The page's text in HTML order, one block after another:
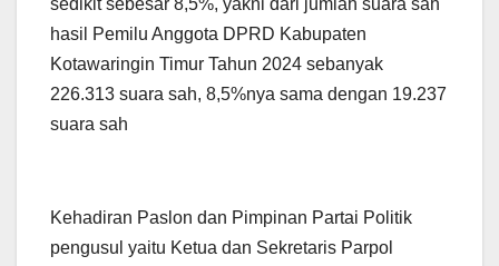
hasil Pemilu Anggota DPRD Kabupaten
Kotawaringin Timur Tahun 2024 sebanyak
226.313 suara sah, 8,5%nya sama dengan 19.237
suara sah
Kehadiran Paslon dan Pimpinan Partai Politik
pengusul yaitu Ketua dan Sekretaris Parpol